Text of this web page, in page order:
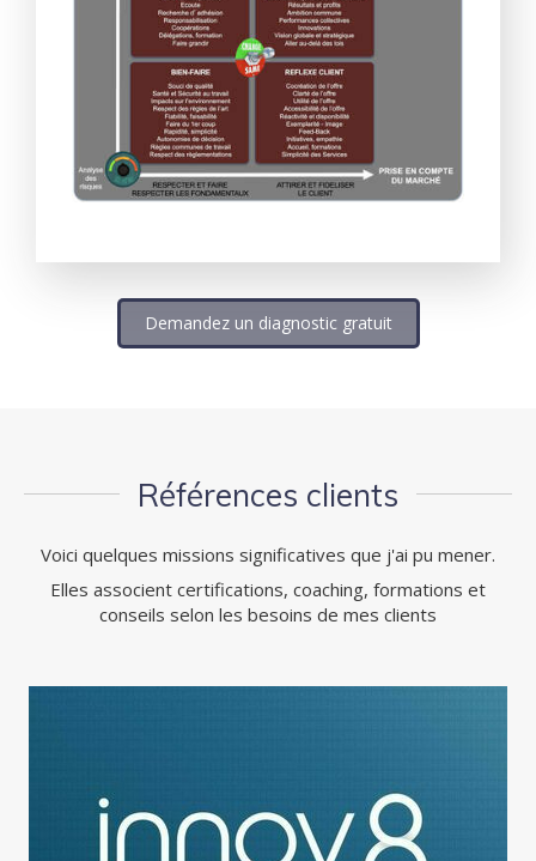
Demandez un diagnostic gratuit
Références clients
Voici quelques missions significatives que j'ai pu mener.
Elles associent certifications, coaching, formations et
conseils selon les besoins de mes clients